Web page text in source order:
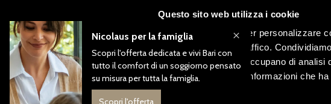
Questo sito web utilizza i cookie
Utilizziamo i cookie per personalizzare
analizzare il nostro traffico.
nostri partner che si occupano di
combinarle con altre informazioni che